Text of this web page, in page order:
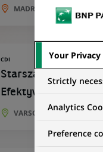
MADRID, COMMUNAUTÉ
CDI
Starsza Ekspertka/
Efektywnościowych
VARSOVIE, VOÏVODIE DE
Your Privacy
Strictly
Analytics
Preference